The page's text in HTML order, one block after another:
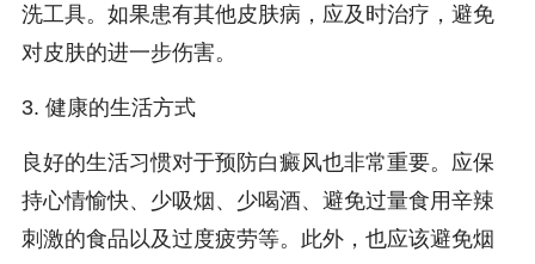
洗工具。如果患有其他皮肤病，应及时治疗，避免
对皮肤的进一步伤害。
3. 健康的生活方式
良好的生活习惯对于预防白癜风也非常重要。应保
持心情愉快、少吸烟、少喝酒、避免过量食用辛辣
刺激的食品以及过度疲劳等。此外，也应该避免烟